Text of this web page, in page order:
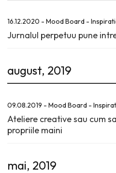
16.12.2020 - Mood Board -
Jurnalul perpetuu pune
august, 2019
09.08.2019 - Mood Board -
Ateliere creative sau cum
propriile maini
mai, 2019